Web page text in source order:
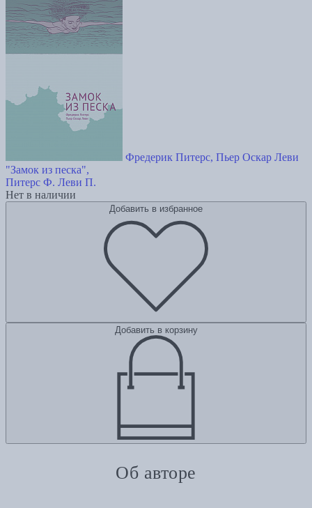
Фредерик Питерс, Пьер Оскар Леви
"Замок из песка",
Питерс Ф. Леви П.
Нет в наличии
Добавить в избранное
Добавить в корзину
Об авторе